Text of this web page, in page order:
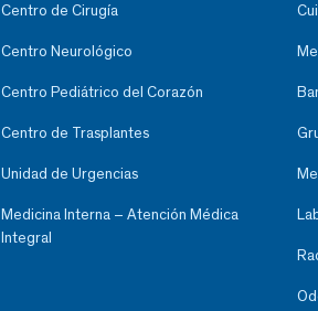
Centro de Cirugía
Centro Neurológico
Centro Pediátrico del Corazón
Centro de Trasplantes
Unidad de Urgencias
Medicina Interna – Atención Médica
Integral